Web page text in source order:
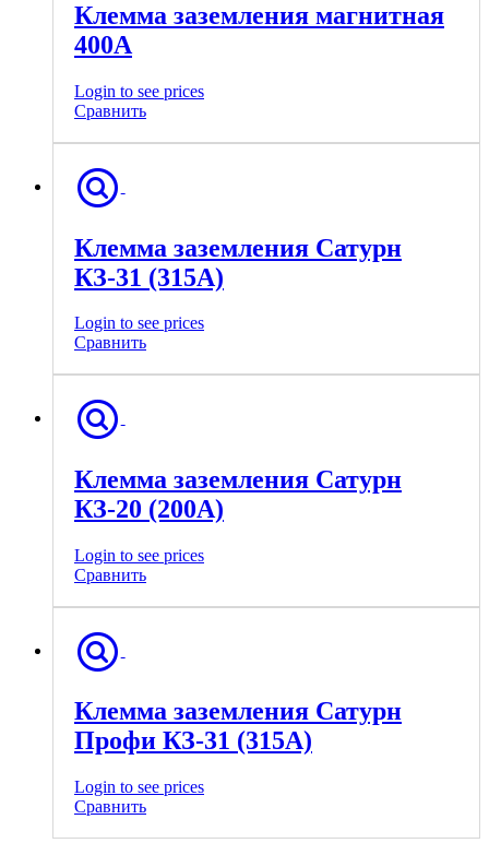
Клемма заземления магнитная
400А
Login to see prices
Сравнить
Клемма заземления Сатурн
КЗ-31 (315А)
Login to see prices
Сравнить
Клемма заземления Сатурн
КЗ-20 (200А)
Login to see prices
Сравнить
Клемма заземления Сатурн
Профи КЗ-31 (315А)
Login to see prices
Сравнить